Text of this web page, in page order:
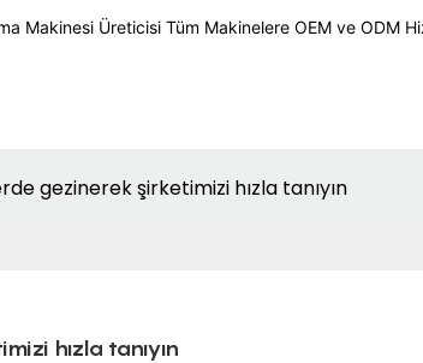
Makinesi Üreticisi Tüm Makinelere OEM ve ODM
gezinerek şirketimizi hızla tanıyın
hızla tanıyın